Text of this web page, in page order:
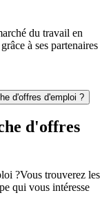
du travail en
à ses partenaires
d'offres d'emploi ?
d'offres
?Vous trouverez les
qui vous intéresse